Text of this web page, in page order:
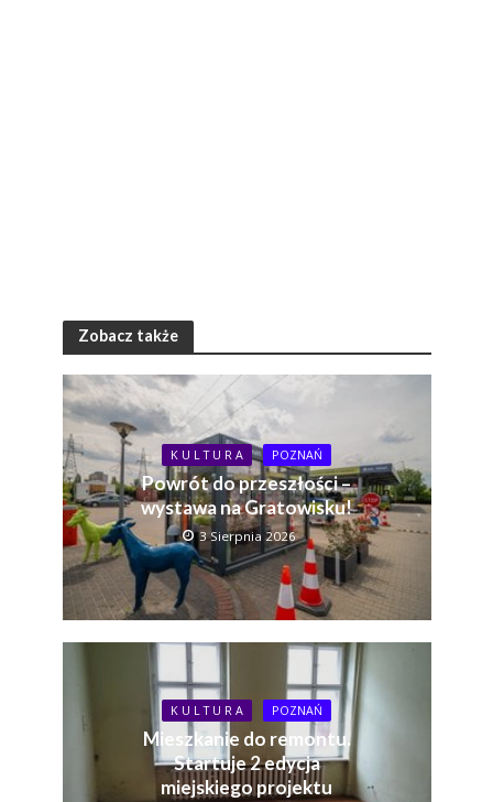
Zobacz także
K U L T U R A POZNAŃ
Powrót do przeszłości –
wystawa na Gratowisku!
3 Sierpnia 2026
K U L T U R A POZNAŃ
Mieszkanie do remontu.
Startuje 2 edycja
miejskiego projektu